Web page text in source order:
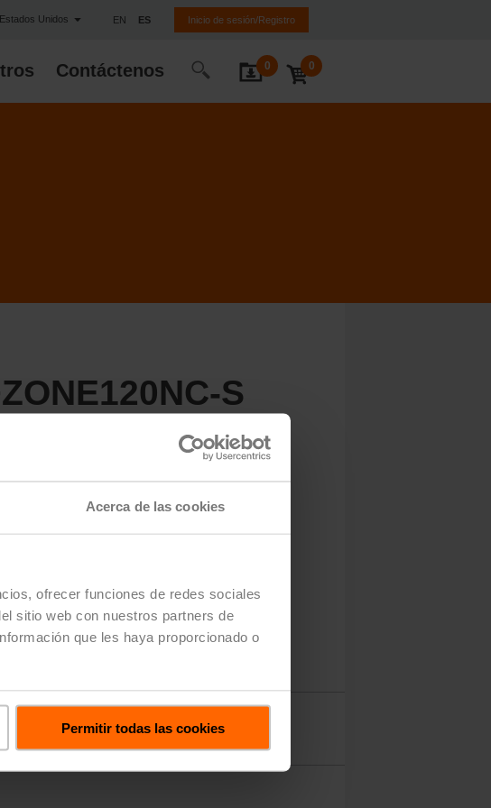
Acerca de las cookies
ofrecer funciones de redes sociales
sitio web con nuestros partners de
que les haya proporcionado o
Permitir todas las cookies
Unidos EN ES Inicio de sesión/Registro
Contáctenos 0 0
S
V, On/Off (Encendido/Apagado), 1x SPST
Descargas